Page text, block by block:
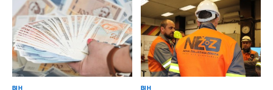
BIH BIH